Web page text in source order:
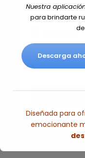
EEUU con
Nuestra
para brindarte
Descarga
Diseñada para
emocionante